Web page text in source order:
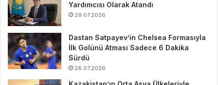
Yardımcısı Olarak Atandı
29.07.2026
Dastan Satpayev’in Chelsea Formasıyla
İlk Golünü Atması Sadece 6 Dakika
Sürdü
28.07.2026